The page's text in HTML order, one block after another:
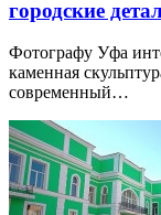
городские
Фотографу Уфа
каменная
современный…